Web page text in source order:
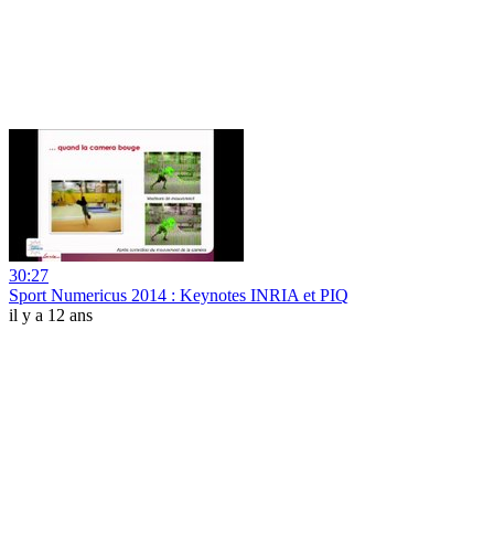
30:27
Sport Numericus 2014 : Keynotes INRIA et PIQ
il y a 12 ans